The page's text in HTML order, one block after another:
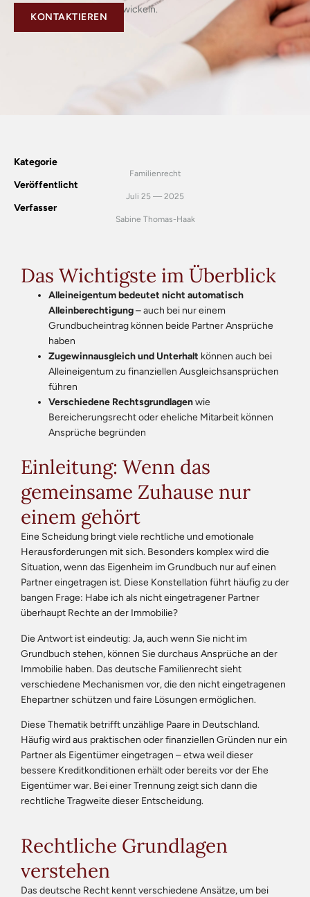
optimale Strategie zu entwickeln.
KONTAKTIEREN
Kategorie
Familienrecht
Veröffentlicht
Juli 25 — 2025
Verfasser
Sabine Thomas-Haak
Das Wichtigste im Überblick
Alleineigentum bedeutet nicht automatisch
Alleinberechtigung– auch bei nur einem
Grundbucheintrag können beide Partner Ansprüche
haben
Zugewinnausgleich und Unterhalt können auch bei
Alleineigentum zu finanziellen Ausgleichsansprüchen
führen
Verschiedene Rechtsgrundlagenwie
Bereicherungsrecht oder eheliche Mitarbeit können
Ansprüche begründen
Einleitung: Wenn das
gemeinsame Zuhause nur
einem gehört
Eine Scheidung bringt viele rechtliche und emotionale
Herausforderungen mit sich. Besonders komplex wird die
Situation, wenn das Eigenheim im Grundbuch nur auf einen
Partner eingetragen ist. Diese Konstellation führt häufig zu der
bangen Frage: Habe ich als nicht eingetragener Partner
überhaupt Rechte an der Immobilie?
Die Antwort ist eindeutig: Ja, auch wenn Sie nicht im
Grundbuch stehen, können Sie durchaus Ansprüche an der
Immobilie haben. Das deutsche Familienrecht sieht
verschiedene Mechanismen vor, die den nicht eingetragenen
Ehepartner schützen und faire Lösungen ermöglichen.
Diese Thematik betrifft unzählige Paare in Deutschland.
Häufig wird aus praktischen oder finanziellen Gründen nur ein
Partner als Eigentümer eingetragen – etwa weil dieser
bessere Kreditkonditionen erhält oder bereits vor der Ehe
Eigentümer war. Bei einer Trennung zeigt sich dann die
rechtliche Tragweite dieser Entscheidung.
Rechtliche Grundlagen
verstehen
Das deutsche Recht kennt verschiedene Ansätze, um bei